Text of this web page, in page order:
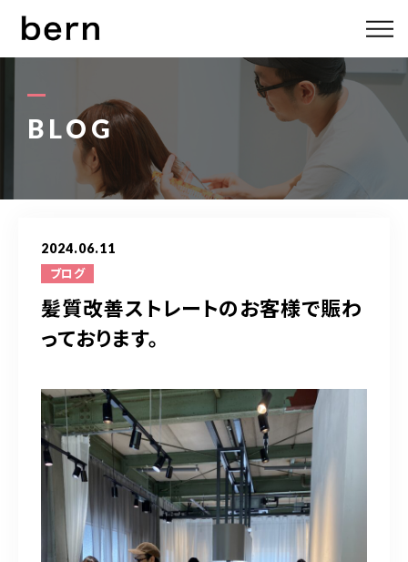
BLOG
2024.06.11
ブログ
髪質改善ストレートのお客様で賑わ
っております。
ABOUT US
STYLE
ACCESS
bern 06-6136-6633
TERMINAL bern 06-6136-6633 【火水木日・祝】10:00～19:00
【金土】10:00〜21:00
ご予約はこちら